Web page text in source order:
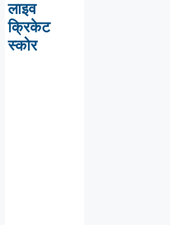
लाइव
क्रिकेट
स्कोर